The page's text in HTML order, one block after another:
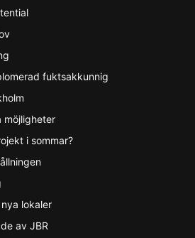
fuktsakkunnig
möjligheter
i sommar?
lokaler
av JBR